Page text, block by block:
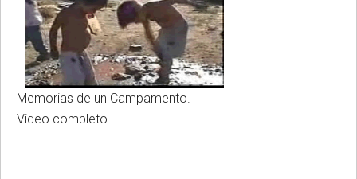
Memorias de un Campamento.
Video completo